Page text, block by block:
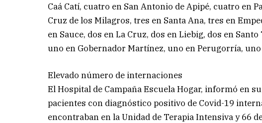
Caá Catí, cuatro en San Antonio de Apipé, cuatro en
Cruz de los Milagros, tres en Santa Ana, tres en
en Sauce, dos en La Cruz, dos en Liebig, dos en
uno en Gobernador Martínez, uno en Perugorría,
Elevado número de internaciones
El Hospital de Campaña Escuela Hogar, informó en
pacientes con diagnóstico positivo de Covid-19
encontraban en la Unidad de Terapia Intensiva y 66